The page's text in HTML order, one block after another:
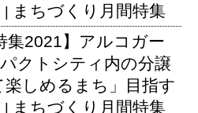
| まちづくり月間特集
集2021】アルコガー
クトシティ内の分譲
しめるまち」目指す
| まちづくり月間特集